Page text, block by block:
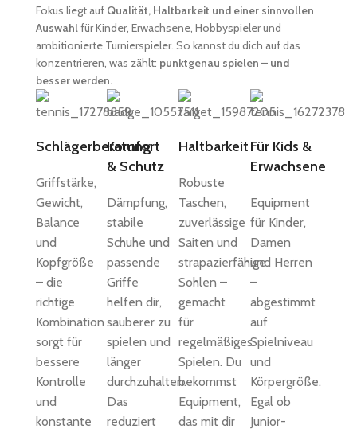
Fokus liegt auf Qualität, Haltbarkeit und einer sinnvollen
Auswahlfür Kinder, Erwachsene, Hobbyspieler und
ambitionierte Turnierspieler. So kannst du dich auf das
konzentrieren, was zählt: punktgenau spielen – und
besser werden.
Schlägerberatung
Griffstärke,
Gewicht,
Balance
und
Kopfgröße
– die
richtige
Kombination
sorgt für
bessere
Kontrolle
und
konstante
Komfort
& Schutz
Dämpfung,
stabile
Schuhe und
passende
Griffe
helfen dir,
sauberer zu
spielen und
länger
durchzuhalten.
Das
reduziert
Haltbarkeit
Robuste
Taschen,
zuverlässige
Saiten und
strapazierfähige
Sohlen –
gemacht
für
regelmäßiges
Spielen. Du
bekommst
Equipment,
das mit dir
Für Kids &
Erwachsene
Equipment
für Kinder,
Damen
und Herren
–
abgestimmt
auf
Spielniveau
und
Körpergröße.
Egal ob
Junior-